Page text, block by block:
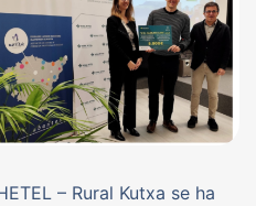
– Rural Kutxa se ha